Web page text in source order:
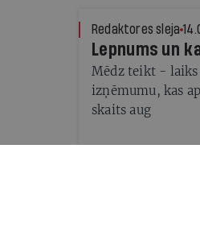
Redaktores sleja
Lepnums un
Mēdz teikt - laiks
izņēmumu, kas
skaits aug